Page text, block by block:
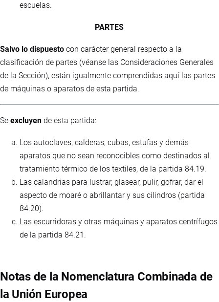
escuelas.
PARTES
Salvo lo dispuesto con carácter general respecto a la
clasificación de partes (véanse las Consideraciones Generales
de la Sección), están igualmente comprendidas aquí las partes
de máquinas o aparatos de esta partida.
Se excluyen de esta partida:
Los autoclaves, calderas, cubas, estufas y demás
aparatos que no sean reconocibles como destinados al
tratamiento térmico de los textiles, de la partida 84.19.
Las calandrias para lustrar, glasear, pulir, gofrar, dar el
aspecto de moaré o abrillantar y sus cilindros (partida
84.20).
Las escurridoras y otras máquinas y aparatos centrífugos
de la partida 84.21.
Notas de la Nomenclatura Combinada de
la Unión Europea